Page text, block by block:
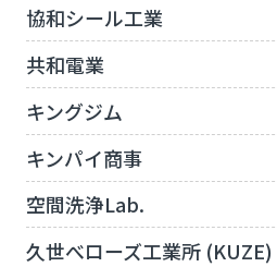
協和シール工業
共和電業
キングジム
キンパイ商事
空間洗浄Lab.
久世べローズ工業所 (KUZE)